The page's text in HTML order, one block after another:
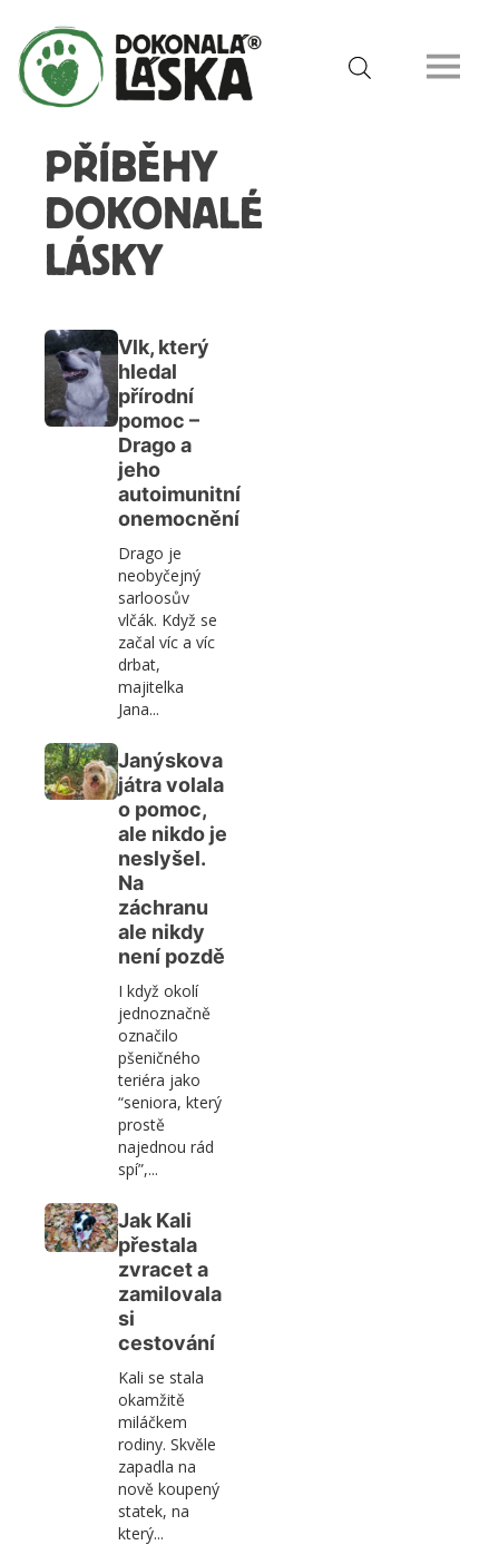
PŘÍBĚHY
DOKONALÉ
LÁSKY
Vlk, který
hledal
přírodní
pomoc –
Drago a
jeho
autoimunitní
onemocnění
Drago je
neobyčejný
sarloosův
vlčák. Když se
začal víc a víc
drbat,
majitelka
Jana...
Janýskova
játra volala
o pomoc,
ale nikdo je
neslyšel.
Na
záchranu
ale nikdy
není pozdě
I když okolí
jednoznačně
označilo
pšeničného
teriéra jako
“seniora, který
prostě
najednou rád
spí”,...
Jak Kali
přestala
zvracet a
zamilovala
si
cestování
Kali se stala
okamžitě
miláčkem
rodiny. Skvěle
zapadla na
nově koupený
statek, na
který...